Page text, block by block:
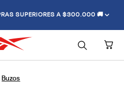
SUPERIORES A $300.000 🚚
Buzos